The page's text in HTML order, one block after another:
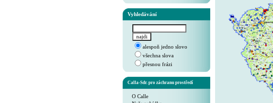
Vyhledávání
alespoň jedno slovo
všechna slova
přesnou frázi
Calla-Sdr. pro záchranu prostředí
O Calle